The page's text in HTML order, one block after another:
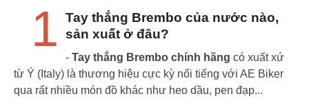
1
Tay thắng Brembo của nước nào,
sản xuất ở đâu?
- Tay thắng Brembo chính hãng có xuất xứ
từ Ý (Italy) là thương hiệu cực kỳ nổi tiếng với AE Biker
qua rất nhiều món đồ khác như heo dầu, pen đạp...